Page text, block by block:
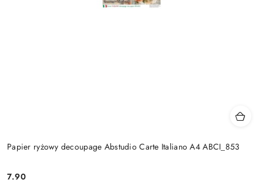
Papier ryżowy decoupage Abstudio Carte Italiano A4 ABCI_853
7.90